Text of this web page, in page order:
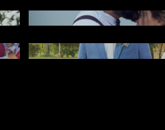
Jhenifer e Thiago -